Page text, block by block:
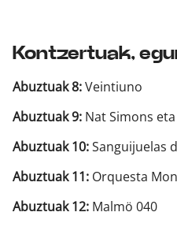
Kontzertuak,
Abuztuak 8:Veintiuno
Abuztuak 9: Nat Simons
Abuztuak 10:Sanguijuelas
Abuztuak 11: Orquesta
Abuztuak 12: Malmö 040